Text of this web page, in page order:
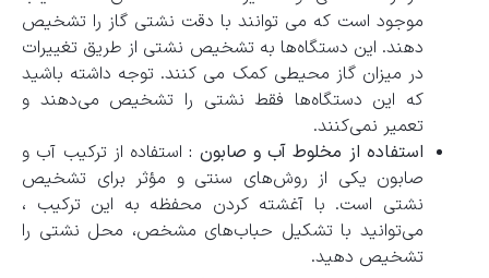
موجود است که می ‌توانند با دقت نشتی گاز را تشخیص
دهند. این دستگاه‌ها به تشخیص نشتی از طریق تغییرات
در میزان گاز محیطی کمک می‌ کنند. توجه داشته باشید
که این دستگاه‌ها فقط نشتی را تشخیص می‌دهند و
تعمیر نمی‌کنند.
استفاده از مخلوط آب و صابون :استفاده از ترکیب آب و
صابون یکی از روش‌های سنتی و مؤثر برای تشخیص
نشتی است. با آغشته کردن محفظه به این ترکیب ،
می‌توانید با تشکیل حباب‌های مشخص، محل نشتی را
تشخیص دهید.